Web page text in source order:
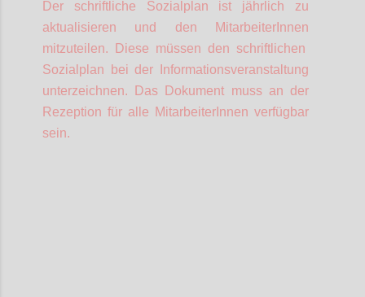
Der schriftliche Sozialplan ist jährlich zu
aktualisieren und den
MitarbeiterInnen
mitzuteilen. Diese müssen den schriftlichen
Sozialplan bei der Informationsveranstaltung
unterzeichnen. Das Dokument muss an der
Rezeption für alle MitarbeiterInnen verfügbar
sein.